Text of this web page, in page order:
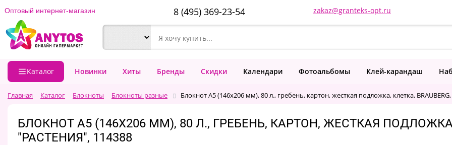
Оптовый интернет-магазин 8 (495) 369-23-54 zakaz@granteks-opt.ru
Каталог Новинки Хиты Бренды Скидки Календари Фотоальбомы Клей-карандаш
Главная Каталог Блокноты Блокноты разные Блокнот А5 (146х206 мм), 80 л., гребень, картон, жесткая подложка, клетка,
БЛОКНОТ А5 (146Х206 ММ), 80 Л., ГРЕБЕНЬ, КАРТОН, ЖЕСТКАЯ ПОДЛОЖКА,
"РАСТЕНИЯ", 114388